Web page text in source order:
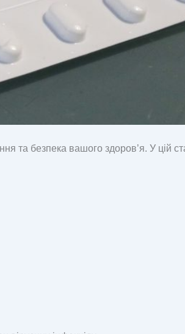
та безпека вашого здоров’я. У цій